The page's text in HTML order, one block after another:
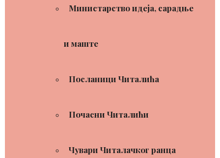
Министарство идеја, сарадње
и маште
Посланици Читалића
Почасни Читалићи
Чувари Читалачког ранца